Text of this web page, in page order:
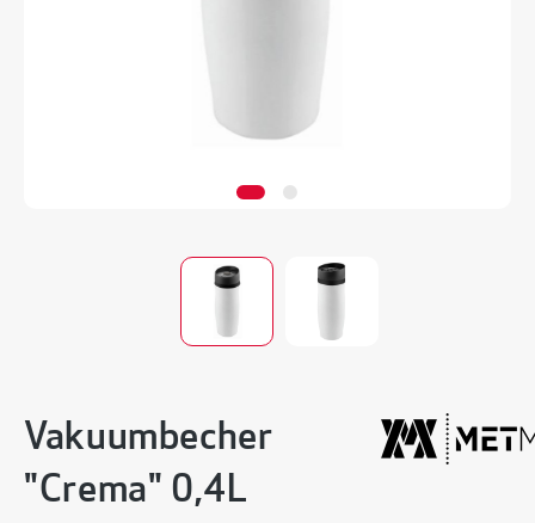
Vakuumbecher
"Crema" 0,4L